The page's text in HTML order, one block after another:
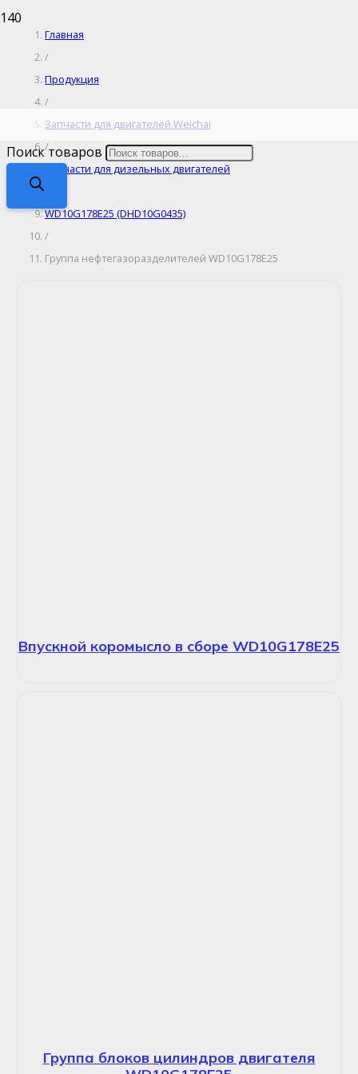
Поиск товаров
Главная
/
Продукция
/
Запчасти для двигателей Weichai
/
Запчасти для дизельных двигателей
WD10G178E25 (DHD10G0435)
/
Группа нефтегазоразделителей WD10G178E25
Впускной коромысло в сборе WD10G178E25
Группа блоков цилиндров двигателя